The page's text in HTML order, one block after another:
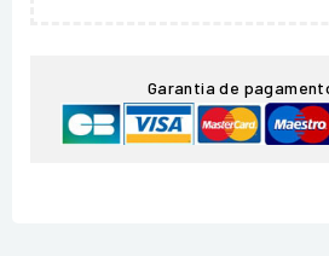
Garantia de